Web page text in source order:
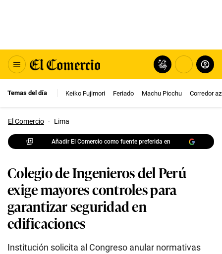
Temas del día Keiko Fujimori Feriado Machu Picchu Corredor
El Comercio · Lima
Añadir El Comercio como fuente preferida en
Colegio de Ingenieros del Perú
exige mayores controles para
garantizar seguridad en
edificaciones
Institución solicita al Congreso anular normativas